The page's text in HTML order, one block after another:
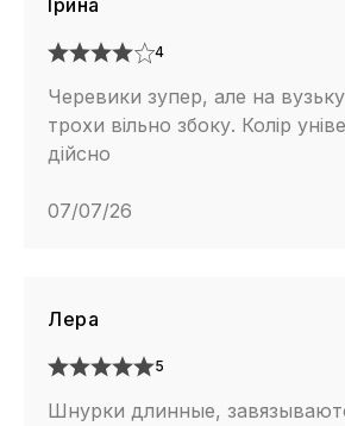
Ірина
4
Черевики зупер, але на
трохи вільно збоку. Колір
дійсно
07/07/26
Лера
5
Шнурки длинные,